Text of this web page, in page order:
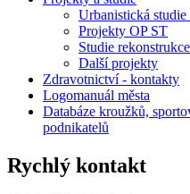
Urbanistická studie
Projekty OP ST
Studie
Další projekty
Zdravotnictví - kontakty
Logomanuál města
Databáze kroužků,
podnikatelů
Rychlý kontakt